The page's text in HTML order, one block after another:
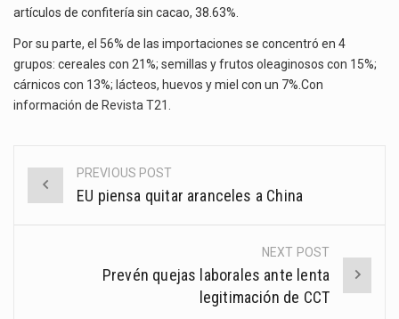
artículos de confitería sin cacao, 38.63%.
Por su parte, el 56% de las importaciones se concentró en 4
grupos: cereales con 21%; semillas y frutos oleaginosos con 15%;
cárnicos con 13%; lácteos, huevos y miel con un 7%.Con
información de Revista T21 .
Post
navigation
PREVIOUS POST
EU piensa quitar aranceles a China
NEXT POST
Prevén quejas laborales ante lenta
legitimación de CCT